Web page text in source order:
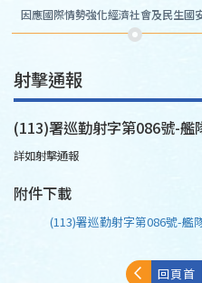
因應國際情勢強化經濟社會及民生國
射擊通報
(113)署巡勤射字第086號-
詳如射擊通報
附件下載
(113)署巡勤射字第086號-艦
回頁首